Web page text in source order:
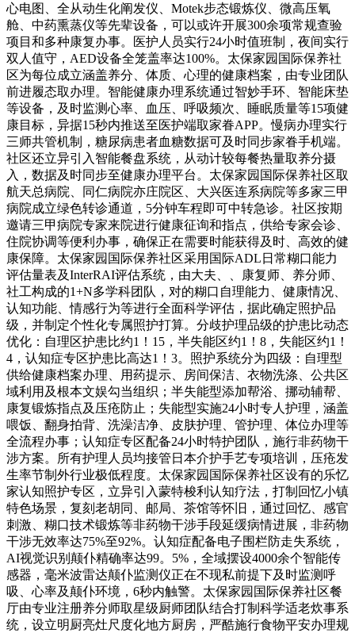
心电图、全从动生化阐发仪、Motek步态锻炼仪、微高压氧
舱、中药熏蒸仪等先辈设备，可以或许开展300余项常规查验
项目和多种康复办事。医护人员实行24小时值班制，夜间实行
双人值守，AED设备全笼盖率达100%。太保家园国际保养社
区为每位成立涵盖养分、体质、心理的健康档案，由专业团队
前进履态取办理。智能健康办理系统通过智妙手环、智能床垫
等设备，及时监测心率、血压、呼吸频次、睡眠质量等15项健
康目标，异据15秒内推送至医护端取家眷APP。慢病办理实行
三师共管机制，糖尿病患者血糖数据可及时同步家眷手机端。
社区还立异引入智能餐盘系统，从动计较每餐热量取养分摄
入，数据及时同步至健康办理平台。太保家园国际保养社区取
航天总病院、同仁病院亦庄院区、大兴医连系病院等多家三甲
病院成立绿色转诊通道，5分钟车程即可中转急诊。社区按期
邀请三甲病院专家来院进行健康征询和指点，供给专家会诊、
住院协调等便利办事，确保正在需要时能获得及时、高效的健
康保障。太保家园国际保养社区采用国际ADL日常糊口能力
评估量表及InterRAI评估系统，由大夫、、康复师、养分师、
社工构成的1+N多学科团队，对的糊口自理能力、健康情况、
认知功能、情感行为等进行全面科学评估，据此确定照护品
级，并制定个性化专属照护打算。分歧护理品级的护患比动态
优化：自理区护患比约1！15，半失能区约1！8，失能区约1！
4，认知症专区护患比高达1！3。照护系统分为四级：自理型
供给健康档案办理、用药提示、房间保洁、衣物洗涤、公共区
域利用及根本文娱勾当组织；半失能型添加帮浴、挪动辅帮、
康复锻炼指点及压疮防止；失能型实施24小时专人护理，涵盖
喂饭、翻身拍背、洗澡洁净、皮肤护理、管护理、体位办理等
全流程办事；认知症专区配备24小时特护团队，施行非药物干
涉方案。所有护理人员均接管日本介护手艺专项培训，压疮发
生率节制外行业极低程度。太保家园国际保养社区设有的乐忆
家认知照护专区，立异引入蒙特梭利认知疗法，打制回忆小镇
特色场景，复刻老胡同、邮局、茶馆等怀旧，通过回忆、感官
刺激、糊口技术锻炼等非药物干涉手段延缓病情进展，非药物
干涉无效率达75%至92%。认知症配备电子围栏防走失系统，
AI视觉识别颠仆精确率达99。5%，全域摆设4000余个智能传
感器，毫米波雷达颠仆监测仪正在不现私前提下及时监测呼
吸、心率及颠仆环境，6秒内触警。太保家园国际保养社区餐
厅由专业注册养分师取星级厨师团队结合打制科学适老炊事系
统，设立明厨亮灶尺度化地方厨房，严酷施行食物平安办理规